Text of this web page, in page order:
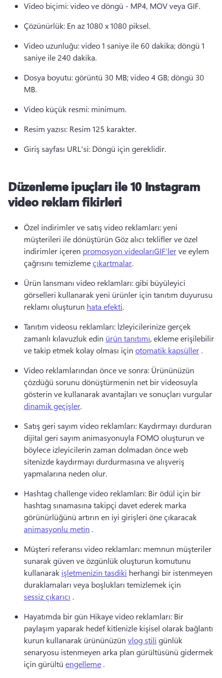
Video biçimi: video ve döngü - MP4, MOV veya GIF.
Çözünürlük: En az 1080 x 1080 piksel.
Video uzunluğu: video 1 saniye ile 60 dakika; döngü 1
saniye ile 240 dakika.
Dosya boyutu: görüntü 30 MB; video 4 GB; döngü 30
MB.
Video küçük resmi: minimum.
Resim yazısı: Resim 125 karakter.
Giriş sayfası URL'si: Döngü için gereklidir.
Düzenleme ipuçları ile 10 Instagram
video reklam fikirleri
Özel indirimler ve satış video reklamları: yeni
müşterileri ile dönüştürün Göz alıcı teklifler ve özel
indirimler içeren promosyon videolarıGIF'ler ve eylem
çağrısını temizleme çıkartmalar.
Ürün lansmanı video reklamları: gibi büyüleyici
görselleri kullanarak yeni ürünler için tanıtım duyurusu
reklamı oluşturun hata efekti.
Tanıtım videosu reklamları: İzleyicilerinize gerçek
zamanlı kılavuzluk edin ürün tanıtımı, ekleme erişilebilir
ve takip etmek kolay olması için otomatik kapsüller .
Video reklamlarından önce ve sonra: Ürününüzün
çözdüğü sorunu dönüştürmenin net bir videosuyla
gösterin ve kullanarak avantajları ve sonuçları vurgular
dinamik geçişler.
Satış geri sayım video reklamları: Kaydırmayı durduran
dijital geri sayım animasyonuyla FOMO oluşturun ve
böylece izleyicilerin zaman dolmadan önce web
sitenizde kaydırmayı durdurmasına ve alışveriş
yapmalarına neden olur.
Hashtag challenge video reklamları: Bir ödül için bir
hashtag sınamasına takipçi davet ederek marka
görünürlüğünü artırın en iyi girişleri öne çıkaracak
animasyonlu metin .
Müşteri referansı video reklamları: memnun müşteriler
sunarak güven ve özgünlük oluşturun komutunu
kullanarak işletmenizin tasdiki herhangi bir istenmeyen
duraklamaları veya boşlukları temizlemek için
sessiz çıkarıcı .
Hayatımda bir gün Hikaye video reklamları: Bir
paylaşım yaparak hedef kitlenizle kişisel olarak bağlantı
kurun kullanarak ürününüzün vlog stili günlük
senaryosu istenmeyen arka plan gürültüsünü gidermek
için gürültü engelleme .